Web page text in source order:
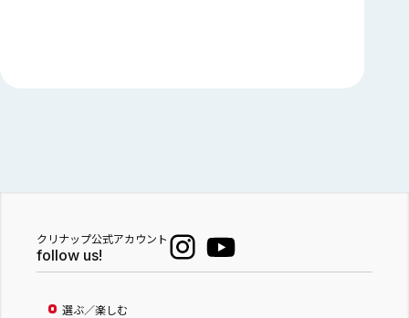
クリナップ公式アカウント
follow us!
選ぶ／楽しむ